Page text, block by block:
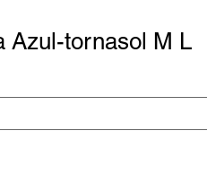
Azul-tornasol M L